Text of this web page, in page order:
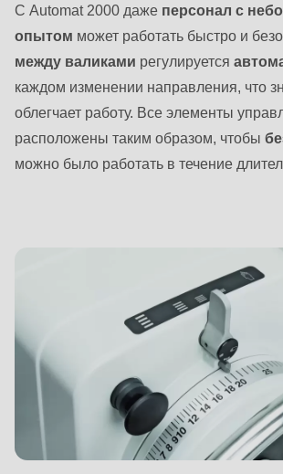
С Automat 2000 даже персонал с
опытом может работать быстро и
между валиками регулируется
каждом изменении направления, что
облегчает работу. Все элементы
расположены таким образом, чтобы
можно было работать в течение